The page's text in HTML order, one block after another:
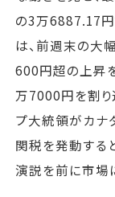
の3万6887.17円
は、前週末の大
600円超の上昇
万7000円を割り
プ大統領がカナ
関税を発動する
演説を前に市場